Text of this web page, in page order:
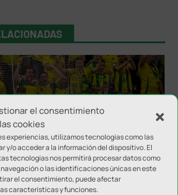
el consentimiento
cookies
experiencias, utilizamos tecnologías como las
y/o acceder a la información del dispositivo. El
tecnologías nos permitirá procesar datos como
o las identificaciones únicas en este
el consentimiento, puede afectar
características y funciones.
disputará el Trofeo del Olivo